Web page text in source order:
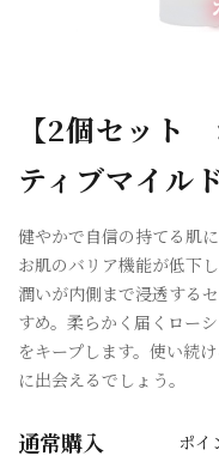
【2個セット
ティブマイル
健やかで自信の持てる肌に
お肌のバリア機能が低下
潤いが内側まで浸透する
すめ。柔らかく届くロー
をキープします。使い続
に出会えるでしょう。
通常購入 ポイ